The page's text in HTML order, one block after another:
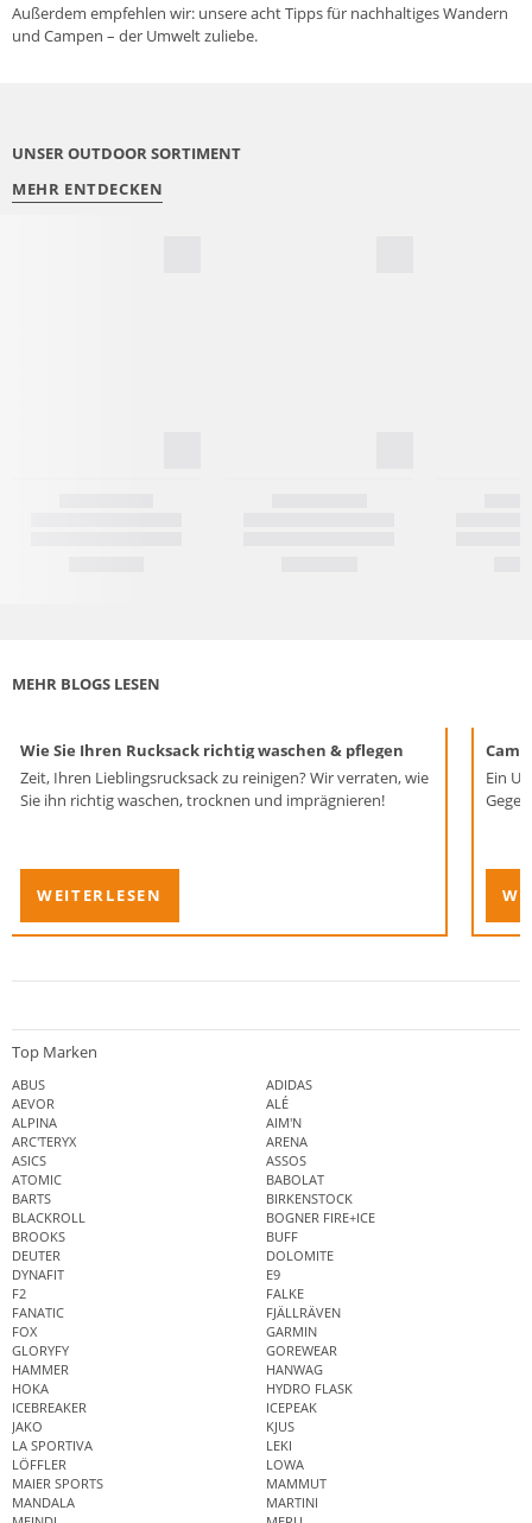
Außerdem empfehlen wir: unsereacht Tipps für nachhaltiges Wandern
und Campen – der Umwelt zuliebe.
UNSER OUTDOOR SORTIMENT
MEHR ENTDECKEN
MEHR BLOGS LESEN
Wie Sie Ihren Rucksack richtig waschen & pflegen
Zeit, Ihren Lieblingsrucksack zu reinigen? Wir verraten, wie
Sie ihn richtig waschen, trocknen und imprägnieren!
WEITERLESEN
Ein
Top Marken
ABUS
ADIDAS
AEVOR
ALÉ
ALPINA
AIM'N
ARC'TERYX
ARENA
ASICS
ASSOS
ATOMIC
BABOLAT
BARTS
BIRKENSTOCK
BLACKROLL
BOGNER FIRE+ICE
BROOKS
BUFF
DEUTER
DOLOMITE
DYNAFIT
E9
F2
FALKE
FANATIC
FJÄLLRÄVEN
FOX
GARMIN
GLORYFY
GOREWEAR
HAMMER
HANWAG
HOKA
HYDRO FLASK
ICEBREAKER
ICEPEAK
JAKO
KJUS
LA SPORTIVA
LEKI
LÖFFLER
LOWA
MAIER SPORTS
MAMMUT
MANDALA
MARTINI